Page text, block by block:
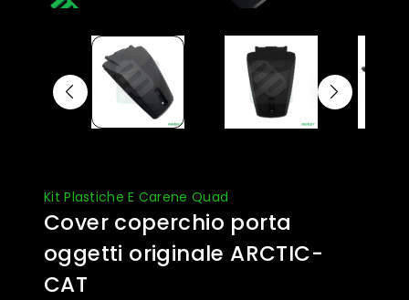
Kit Plastiche E Carene Quad
Cover coperchio porta
oggetti originale ARCTIC-
CAT